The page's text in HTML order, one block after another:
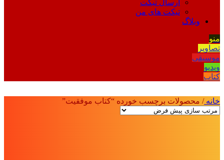
ارسال تیکت
تیکت های من
وبلاگ
منو
تصاویر
موسیقی
ویدیو
کتاب
خانه/ محصولات برچسب خورده “کتاب موفقیت”